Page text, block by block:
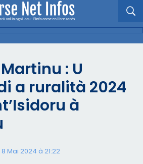
: U
a ruralità 2024
à
Mai 2024 à 21:22